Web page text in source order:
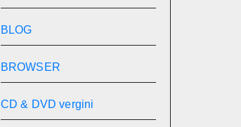
BLOG
BROWSER
CD & DVD vergini